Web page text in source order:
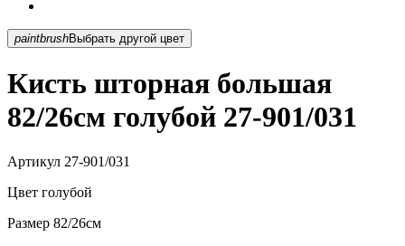
paintbrush Выбрать другой цвет
Кисть шторная большая
82/26см голубой 27-901/031
Артикул 27-901/031
Цвет голубой
Размер 82/26см